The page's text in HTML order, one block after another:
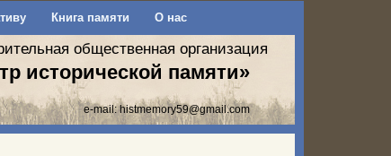
Книга памяти О нас
общественная организация
исторической памяти»
e-mail:histmemory59@gmail.com